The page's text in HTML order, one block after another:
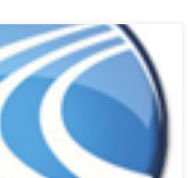
M 10 km tiejuoksu/RR 2) Joonas
M?enpää (-86) HKV 34.35, 5)
10) Timi Malinen (-99) KU-58
KU-58 37.51, 13) Ilkka Ruuska
(-69) (Vantaa) […]